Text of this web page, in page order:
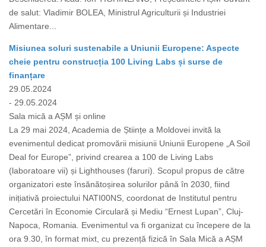
de salut: Vladimir BOLEA, Ministrul Agriculturii și Industriei
Alimentare...
Misiunea soluri sustenabile a Uniunii Europene: Aspecte
cheie pentru construcția 100 Living Labs și surse de
finanțare
29.05.2024
- 29.05.2024
Sala mică a AȘM și online
La 29 mai 2024, Academia de Științe a Moldovei invită la
evenimentul dedicat promovării misiunii Uniunii Europene „A Soil
Deal for Europe”, privind crearea a 100 de Living Labs
(laboratoare vii) și Lighthouses (faruri). Scopul propus de către
organizatori este însănătoșirea solurilor până în 2030, fiind
inițiativă proiectului NATI00NS, coordonat de Institutul pentru
Cercetări în Economie Circulară și Mediu “Ernest Lupan”, Cluj-
Napoca, Romania. Evenimentul va fi organizat cu începere de la
ora 9.30, în format mixt, cu prezență fizică în Sala Mică a AȘM